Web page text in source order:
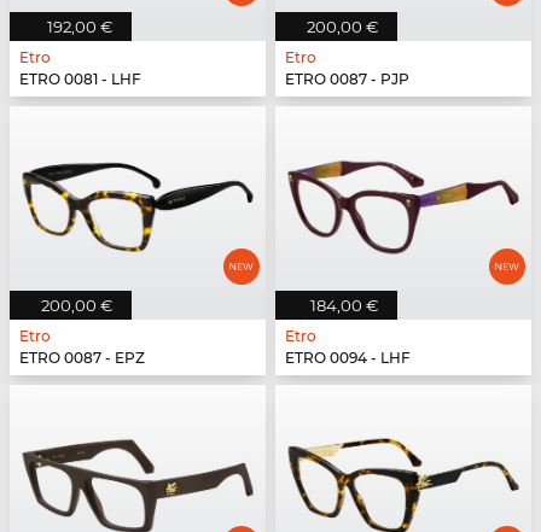
192,00 €
Etro
ETRO 0081 - LHF
200,00 €
Etro
ETRO 0087 - PJP
200,00 €
Etro
ETRO 0087 - EPZ
184,00 €
Etro
ETRO 0094 - LHF